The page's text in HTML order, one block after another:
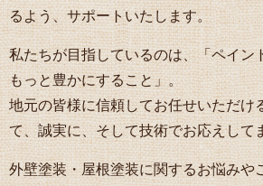
るよう、サポートいたします。
私たちが目指しているのは、「ペイン
もっと豊かにすること」。
地元の皆様に信頼してお任せいただけ
て、誠実に、そして技術でお応えして
外壁塗装・屋根塗装に関するお悩みや